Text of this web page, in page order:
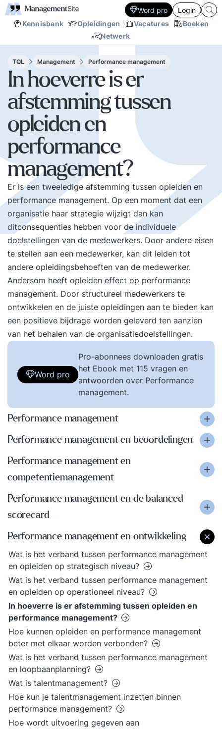
Kennisbank Opleidingen Vacatures
Boeken
Netwerk
Word pro Login
TQL Management Performance management
In hoeverre is er
afstemming tussen
opleiden en
performance
management?
Er is een tweeledige afstemming tussen opleiden en
performance management. Op een moment dat een
organisatie haar strategie wijzigt dan kan
ditconsequenties hebben voor de individuele
doelstellingen van de medewerkers. Door andere eisen
te stellen aan een medewerker, kan dit leiden tot
andere opleidingsbehoeften van de medewerker.
Andersom heeft opleiden effect op performance
management. Door structureel medewerkers te
ontwikkelen en de juiste opleidingen aan te bieden kan
een positieve bijdrage worden geleverd ten aanzien
van het behalen van de organisatiedoelstellingen.
Word pro
Pro-abonnees downloaden gratis
het Ebook met 115 vragen en
antwoorden over Performance
management.
Performance management
Performance management en beoordelingen
Performance management en
competentiemanagement
Performance management en de balanced
scorecard
Performance management en ontwikkeling
Wat is het verband tussen performance management
en opleiden op strategisch niveau?
Wat is het verband tussen performance management
en opleiden op operationeel niveau?
In hoeverre is er afstemming tussen opleiden en
performance management?
Hoe kunnen opleiden en performance management
beter met elkaar worden verbonden?
Wat is het verband tussen performance management
en loopbaanplanning?
Wat is talentmanagement?
Hoe kun je talentmanagement inzetten binnen
performance management?
Hoe wordt uitvoering gegeven aan